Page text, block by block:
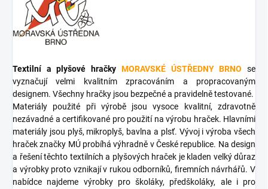
Textilní a plyšové hračky MORAVSKÉ ÚSTŘEDNY BRNO se
vyznačují velmi kvalitním zpracováním a propracovaným
designem. Všechny hračky jsou bezpečné a pravidelně testované.
Materiály použité při výrobě jsou vysoce kvalitní, zdravotně
nezávadné a certifikované pro použití na výrobu hraček. Hlavními
materiály jsou plyš, mikroplyš, bavlna a plsť. Vývoj i výroba všech
hraček značky MÚ probíhá výhradně v České republice. Na design
a řešení těchto textilních a plyšových hraček je kladen velký důraz
a výrobky proto vznikají v rukou odborníků, firemních návrhářů. V
nabídce najdeme výrobky pro školáky, předškoláky, ale i pro